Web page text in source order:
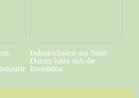
Industriehallen aus Stahl:
Darum lohnt sich die
Investition